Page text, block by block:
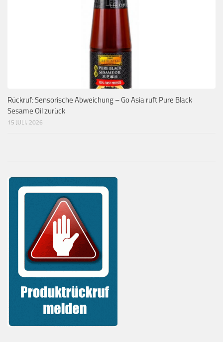
Rückruf: Sensorische Abweichung – Go Asia ruft Pure Black
Sesame Oil zurück
15 JULI, 2026